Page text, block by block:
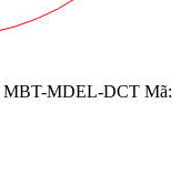
MBT-MDEL-DCT Mã: